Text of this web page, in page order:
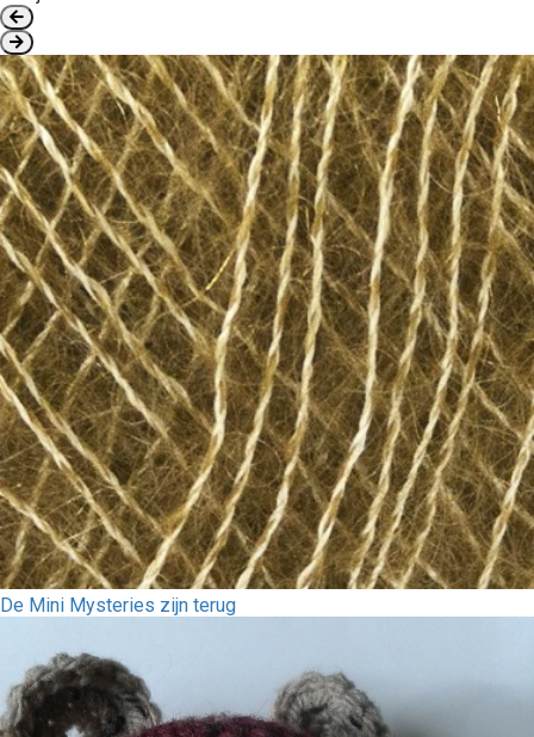
De Mini Mysteries zijn terug